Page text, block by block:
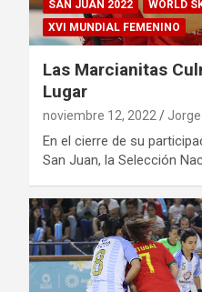
SAN JUAN 2022
WORLD
XVI MUNDIAL FEMENINO
Las Marcianitas
Lugar
noviembre 12, 2022
En el cierre de su
San Juan, la Selección